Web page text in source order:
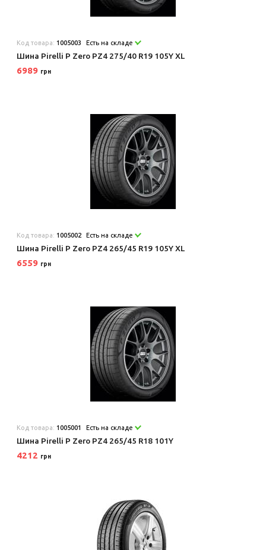
Код товара: 1005003 Есть на складе
Шина Pirelli P Zero PZ4 275/40 R19 105Y XL
6989 грн
Код товара: 1005002 Есть на складе
Шина Pirelli P Zero PZ4 265/45 R19 105Y XL
6559 грн
Код товара: 1005001 Есть на складе
Шина Pirelli P Zero PZ4 265/45 R18 101Y
4212 грн